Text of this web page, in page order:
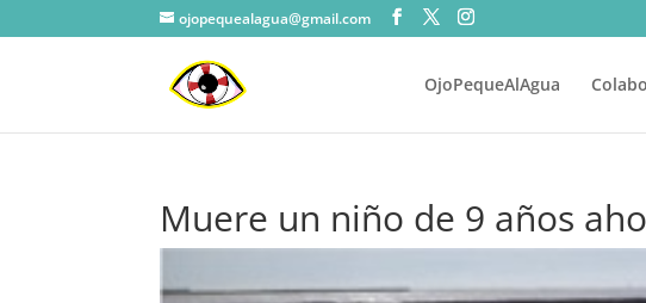
ojopequealagua@gmail.com
OjoPequeAlAgua
Muere un niño de 9 años